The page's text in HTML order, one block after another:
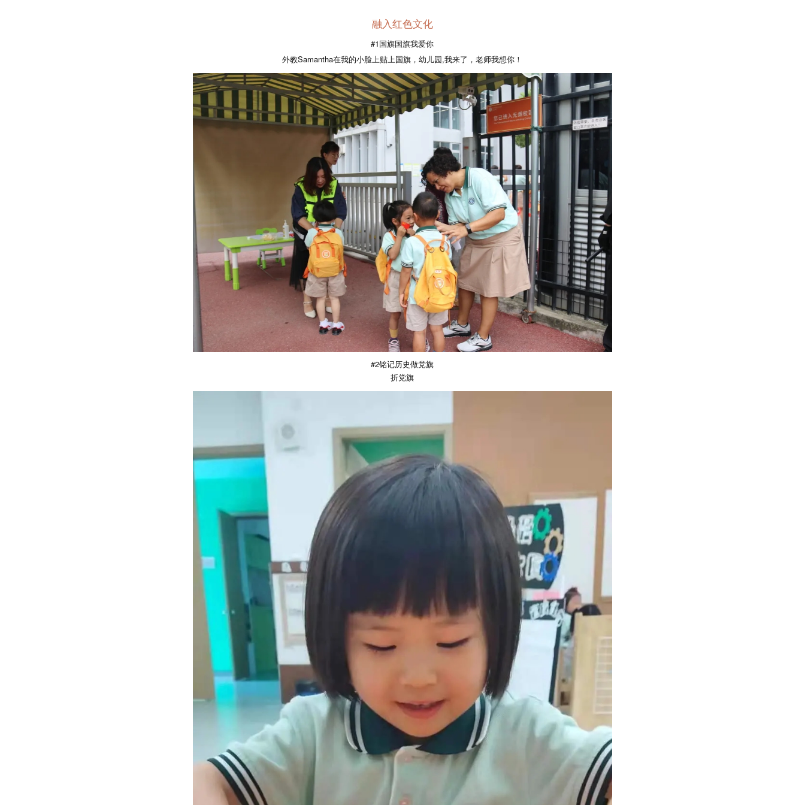
融入红色文化
#1国旗国旗我爱你
外教Samantha在我的小脸上贴上国旗，幼儿园,我来了，老师我想你！
#2铭记历史做党旗
折党旗